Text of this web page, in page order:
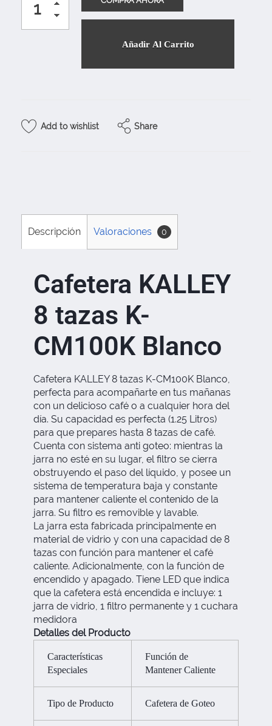
Añadir Al Carrito
Add to wishlist Share
Descripción Valoraciones 0
Cafetera KALLEY
8 tazas K-
CM100K Blanco
Cafetera KALLEY 8 tazas K-CM100K Blanco,
perfecta para acompañarte en tus mañanas
con un delicioso café o a cualquier hora del
día. Su capacidad es perfecta (1.25 Litros)
para que prepares hasta 8 tazas de café.
Cuenta con sistema anti goteo: mientras la
jarra no esté en su lugar, el filtro se cierra
obstruyendo el paso del líquido, y posee un
sistema de temperatura baja y constante
para mantener caliente el contenido de la
jarra. Su filtro es removible y lavable.
La jarra esta fabricada principalmente en
material de vidrio y con una capacidad de 8
tazas con función para mantener el café
caliente. Adicionalmente, con la función de
encendido y apagado. Tiene LED que indica
que la cafetera está encendida e incluye: 1
jarra de vidrio, 1 filtro permanente y 1 cuchara
medidora
Detalles del Producto
Características
Especiales
Función de
Mantener Caliente
Tipo de Producto Cafetera de Goteo